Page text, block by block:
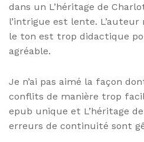
dans un L’héritage de
l’intrigue est lente.
le ton est trop didactique
agréable.
Je n’ai pas aimé la façon
conflits de manière trop
epub unique et L’héritage
erreurs de continuité sont